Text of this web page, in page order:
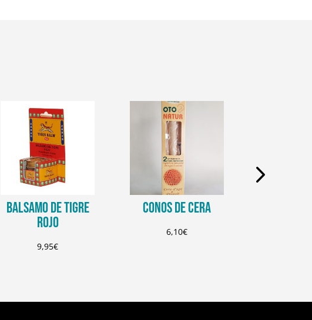
BALSAMO DE TIGRE
ROJO
9,95€
CONOS DE CERA
6,10€